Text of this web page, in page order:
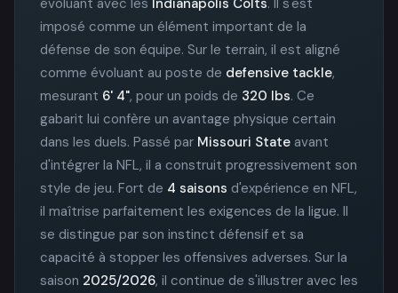
imposé comme un élément important de la
défense de son équipe. Sur le terrain, il est aligné
comme évoluant au poste de defensive tackle,
mesurant 6' 4", pour un poids de 320 lbs. Ce
gabarit lui confère un avantage physique certain
dans les duels. Passé par Missouri State avant
d'intégrer la NFL, il a construit progressivement son
style de jeu. Fort de 4 saisons d'expérience en NFL,
il maîtrise parfaitement les exigences de la ligue. Il
se distingue par son instinct défensif et sa
capacité à stopper les offensives adverses. Sur la
saison 2025/2026, il continue de s'illustrer avec les